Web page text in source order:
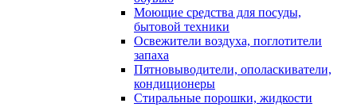
Моющие средства для посуды,
бытовой техники
Освежители воздуха, поглотители
запаха
Пятновыводители, ополаскиватели,
кондиционеры
Стиральные порошки, жидкости